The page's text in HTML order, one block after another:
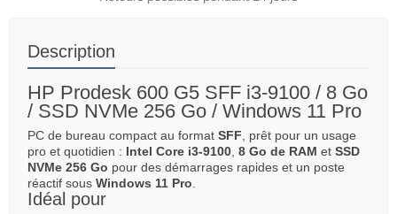
Description
HP Prodesk 600 G5 SFF i3-9100 / 8 Go
/ SSD NVMe 256 Go / Windows 11 Pro
PC de bureau compact au format SFF , prêt pour un usage
pro et quotidien : Intel Core i3-9100 8 Go de RAM et SSD
NVMe 256 Go pour des démarrages rapides et un poste
réactif sous Windows 11 Pro
Idéal pour